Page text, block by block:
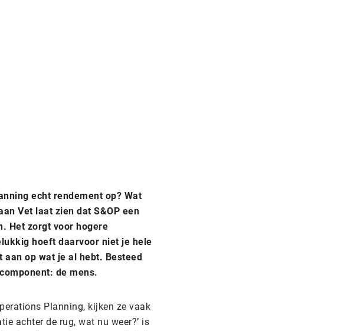
echt rendement op? Wat
Vet laat zien dat S&OP een
Het zorgt voor hogere
hoeft daarvoor niet je hele
aan op wat je al hebt. Besteed
de mens.
Planning, kijken ze vaak
achter de rug, wat nu weer?’ is